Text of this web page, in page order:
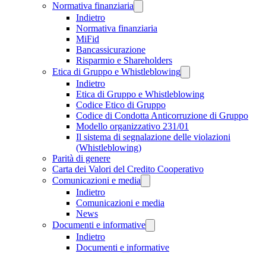
Normativa finanziaria
Indietro
Normativa finanziaria
MiFid
Bancassicurazione
Risparmio e Shareholders
Etica di Gruppo e Whistleblowing
Indietro
Etica di Gruppo e Whistleblowing
Codice Etico di Gruppo
Codice di Condotta Anticorruzione di Gruppo
Modello organizzativo 231/01
Il sistema di segnalazione delle violazioni
(Whistleblowing)
Parità di genere
Carta dei Valori del Credito Cooperativo
Comunicazioni e media
Indietro
Comunicazioni e media
News
Documenti e informative
Indietro
Documenti e informative